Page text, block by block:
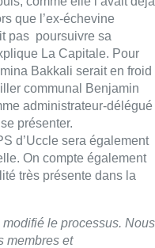
que l’ex-échevine
pas poursuivre sa
La Capitale. Pour
Bakkali serait en froid
communal Benjamin
administrateur-délégué
présenter.
d’Uccle sera également
On compte également
très présente dans la
le processus. Nous
membres et